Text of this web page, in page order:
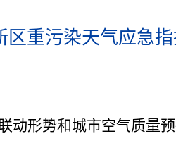
区重污染天气应急
动形势和城市空气质量